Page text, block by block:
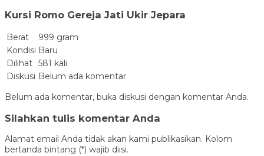
Kursi Romo Gereja Jati Ukir Jepara
Berat
999 gram
Kondisi Baru
Dilihat 581 kali
Diskusi Belum ada komentar
Belum ada komentar, buka diskusi dengan komentar Anda.
Silahkan tulis komentar Anda
Alamat email Anda tidak akan kami publikasikan. Kolom
bertanda bintang (*) wajib diisi.